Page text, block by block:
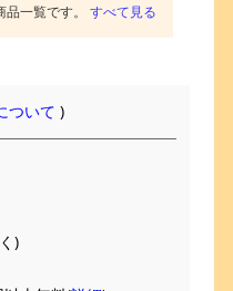
一覧です。 すべて見る
ついて )
)